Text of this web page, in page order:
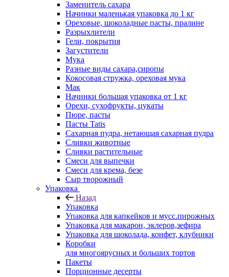
Заменитель сахара
Начинки маленькая упаковка до 1 кг
Ореховые, шоколадные пасты, пралине
Разрыхлители
Гели, покрытия
Загустители
Мука
Разные виды сахара,сиропы
Кокосовая стружка, ореховая мука
Мак
Начинки большая упаковка от 1 кг
Орехи, сухофрукты, цукаты
Пюре, пасты
Пасты Tatis
Сахарная пудра, нетающая сахарная пудра
Сливки животные
Сливки растительные
Смеси для выпечки
Смеси для крема, безе
Сыр творожный
Упаковка
Назад
Упаковка
Упаковка для капкейков и мусс.пирожных
Упаковка для макарон, эклеров,зефира
Упаковка для шоколада, конфет, клубники
Коробки
для многоярусных и больших тортов
Пакеты
Порционные десерты